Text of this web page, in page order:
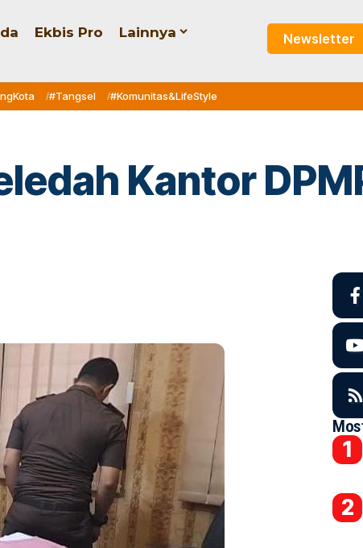
Ekbis Pro Lainnya Newsletter
#Tangsel #Komunitas&LifeStyle
Kantor